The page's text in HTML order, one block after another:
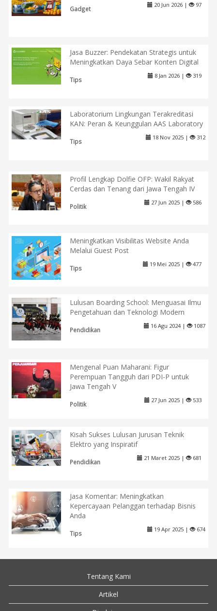
Gadget
20 Jun 2026 | 97
Jasa Buzzer: Pendekatan Strategis untuk
Meningkatkan Daya Sebar Konten Digital
Tips
8 Jan 2026 | 319
Laboratorium Lingkungan Terakreditasi
KAN: Peran & Keunggulan AAS Laboratory
Tips
18 Nov 2025 | 312
Profil Lengkap Dolfie OFP: Wakil Rakyat
Cerdas dan Tenang dari Jawa Tengah IV
Politik
27 Jun 2025 | 586
Meningkatkan Visibilitas Website Anda
Melalui Guest Post
Tips
19 Mei 2025 | 477
Lulusan Boarding School: Menguasai Ilmu
Pengetahuan dan Teknologi Modern
Pendidikan
16 Agu 2024 | 1087
Mengenal Puan Maharani: Figur
Perempuan Tangguh dari PDI-P untuk
Jawa Tengah V
Politik
27 Jun 2025 | 533
Kisah Sukses Lulusan Jurusan Teknik
Elektro yang Inspiratif
Pendidikan
21 Maret 2025 | 681
Jasa Komentar: Meningkatkan
Kepercayaan Pelanggan terhadap Bisnis
Anda
Tips
19 Apr 2025 | 674
Tentang Kami
Artikel